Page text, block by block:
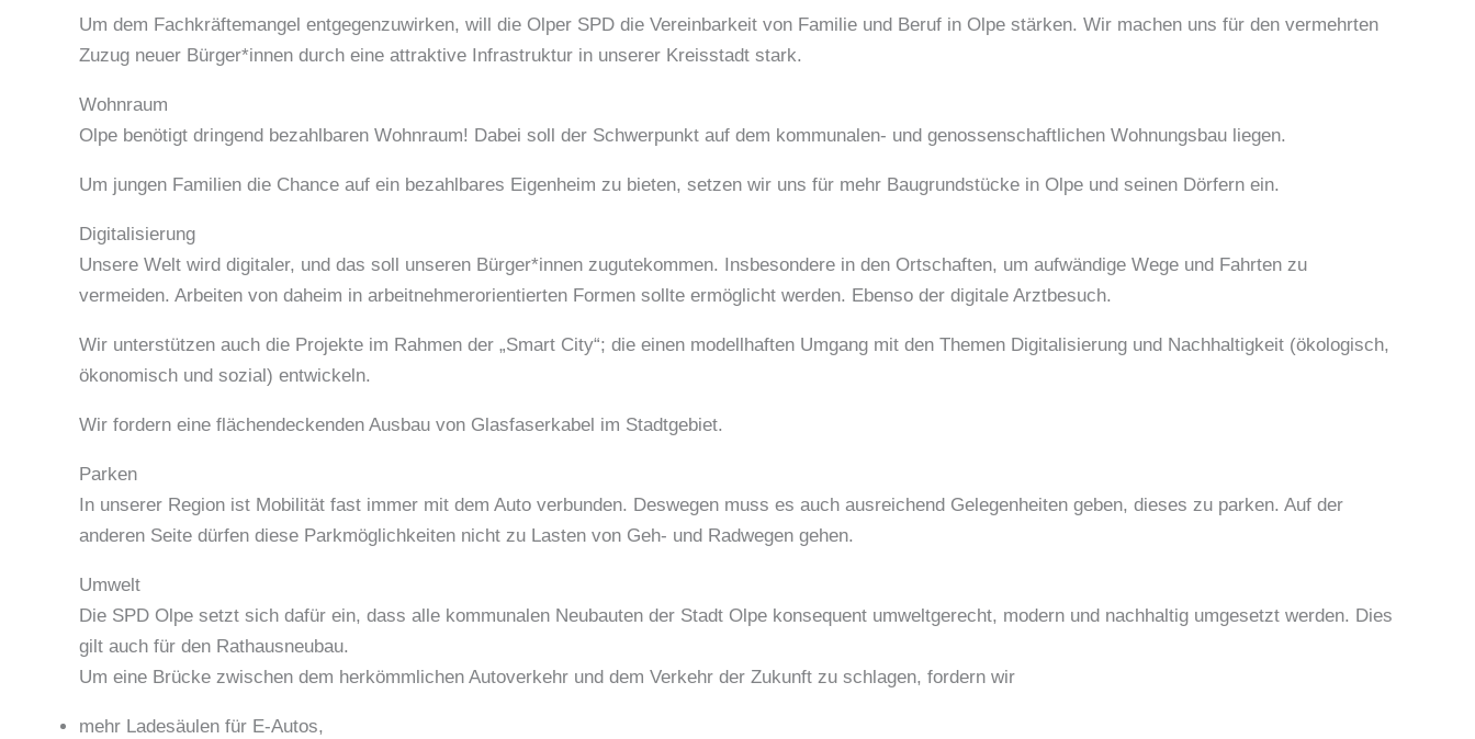
Um dem Fachkräftemangel entgegenzuwirken, will die Olper SPD die Vereinbarkeit von Familie und Beruf in Olpe stärken. Wir machen uns für den vermehrten
Zuzug neuer Bürger*innen durch eine attraktive Infrastruktur in unserer Kreisstadt stark.
Wohnraum
Olpe benötigt dringend bezahlbaren Wohnraum! Dabei soll der Schwerpunkt auf dem kommunalen- und genossenschaftlichen Wohnungsbau liegen.
Um jungen Familien die Chance auf ein bezahlbares Eigenheim zu bieten, setzen wir uns für mehr Baugrundstücke in Olpe und seinen Dörfern ein.
Digitalisierung
Unsere Welt wird digitaler, und das soll unseren Bürger*innen zugutekommen. Insbesondere in den Ortschaften, um aufwändige Wege und Fahrten zu
vermeiden. Arbeiten von daheim in arbeitnehmerorientierten Formen sollte ermöglicht werden. Ebenso der digitale Arztbesuch.
Wir unterstützen auch die Projekte im Rahmen der „Smart City“; die einen modellhaften Umgang mit den Themen Digitalisierung und Nachhaltigkeit (ökologisch,
ökonomisch und sozial) entwickeln.
Wir fordern eine flächendeckenden Ausbau von Glasfaserkabel im Stadtgebiet.
Parken
In unserer Region ist Mobilität fast immer mit dem Auto verbunden. Deswegen muss es auch ausreichend Gelegenheiten geben, dieses zu parken. Auf der
anderen Seite dürfen diese Parkmöglichkeiten nicht zu Lasten von Geh- und Radwegen gehen.
Umwelt
Die SPD Olpe setzt sich dafür ein, dass alle kommunalen Neubauten der Stadt Olpe konsequent umweltgerecht, modern und nachhaltig umgesetzt werden. Dies
gilt auch für den Rathausneubau.
Um eine Brücke zwischen dem herkömmlichen Autoverkehr und dem Verkehr der Zukunft zu schlagen, fordern wir
mehr Ladesäulen für E-Autos,